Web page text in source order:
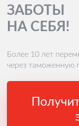
ЗАБОТЫ
НА СЕБЯ!
Более 10 лет
через таможенную